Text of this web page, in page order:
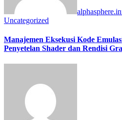
Uncategorized
Manajemen Eksekusi Kode
Penyetelan Shader dan Rendisi